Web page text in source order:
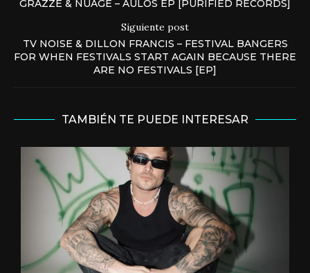
GRAZZE & NUAGE – AULOS EP [PURIFIED RECORDS]
Siguiente post
TV NOISE & DILLON FRANCIS – FESTIVAL BANGERS
FOR WHEN FESTIVALS START AGAIN BECAUSE THERE
ARE NO FESTIVALS [EP]
TAMBIÉN TE PUEDE INTERESAR